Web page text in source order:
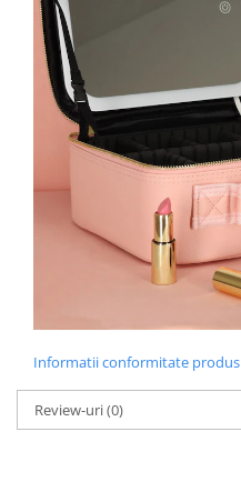
Informatii conformitate produs
Review-uri(0)